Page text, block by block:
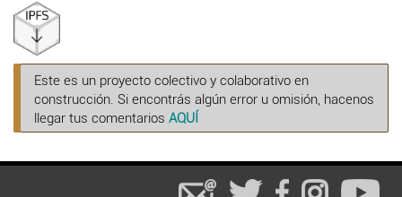
Este es un proyecto colectivo y colaborativo en
construcción. Si encontrás algún error u omisión, hacenos
llegar tus comentarios AQUÍ